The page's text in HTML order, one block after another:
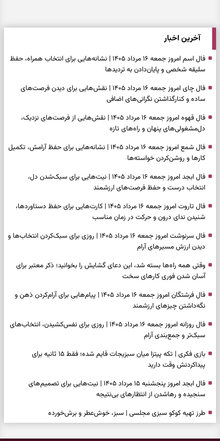
آخرین اخبار
فال اسم امروز جمعه ۱۶ مرداد ۱۴۰۵ | نشانه‌هایی برای انتخاب همراه، حفظ
سلیقه شخصی و پایان‌دادن به تردیدها
فال چای امروز جمعه ۱۶ مرداد ۱۴۰۵ | نقش‌هایی برای دیدن فرصت‌های
ساده و کنارگذاشتن نگرانی‌های اضافی
فال قهوه امروز جمعه ۱۶ مرداد ۱۴۰۵ | نقش‌هایی از فرصت‌های نزدیک،
دل‌مشغولی‌های پنهان و راه‌های تازه
فال شمع امروز جمعه ۱۶ مرداد ۱۴۰۵ | نشانه‌هایی برای حفظ آرامش، تکمیل
کارها و روشن‌کردن خواسته‌ها
فال ابجد امروز جمعه ۱۶ مرداد ۱۴۰۵ | نیت‌هایی برای سبک‌شدن دل،
انتخاب درست و حفظ فرصت‌های ارزشمند
فال تاروت امروز جمعه ۱۶ مرداد ۱۴۰۵ | کارت‌هایی برای حفظ دستاوردها،
شنیدن ندای درون و حرکت در زمان مناسب
فال سرنوشت امروز جمعه ۱۶ مرداد ۱۴۰۵ | روزی برای سبک‌کردن انتخاب‌ها و
دیدن ارزش مسیرهای آرام
وقتی همه راه‌ها بسته شد، این دعای گشایش را بخوانید؛ ذکر معتبر برای
آسان شدن فوری کارهای سخت
فال فرشتگان امروز جمعه ۱۶ مرداد ۱۴۰۵ | پیام‌هایی برای آرام‌کردن ذهن و
نگه‌داشتن چیزهای ارزشمند
فال روزانه امروز جمعه ۱۶ مرداد ۱۴۰۵ | روزی برای نفس‌کشیدن، انتخاب‌های
سبک‌تر و جمع‌بندی آرام
بازی فکری | تکه پیتزا میان سبزیجات قایم شده؛ فقط ۱۵ ثانیه برای
پیداکردنش وقت دارید
فال ابجد امروز پنجشنبه ۱۵ مرداد ۱۴۰۵ | نیت‌هایی برای تصمیم‌های
سنجیده و رهاشدن از انتظارهای بی‌نتیجه
طرز تهیه کوکو سبزی مجلسی | سبز، خوش‌عطر و برش‌خورده